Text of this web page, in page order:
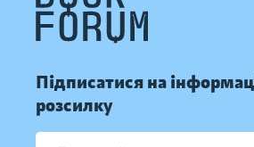
Підписатися на
розсилку